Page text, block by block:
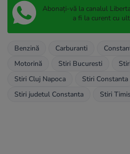
Abonați-vă la canalul
a fi la curent cu
Benzină Carburanti
Motorină
Stiri Bucuresti
Stiri Cluj Napoca
Stiri Constanta
Stiri judetul Constanta
Stiri